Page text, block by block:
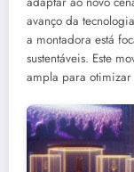
avanço da
a montadora está
sustentáveis. Este
ampla para